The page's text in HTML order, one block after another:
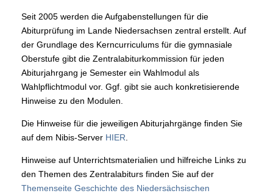
Seit 2005 werden die Aufgabenstellungen für die
Abiturprüfung im Lande Niedersachsen zentral erstellt. Auf
der Grundlage des Kerncurriculums für die gymnasiale
Oberstufe gibt die Zentralabiturkommission für jeden
Abiturjahrgang je Semester ein Wahlmodul als
Wahlpflichtmodul vor. Ggf. gibt sie auch konkretisierende
Hinweise zu den Modulen.
Die Hinweise für die jeweiligen Abiturjahrgänge finden Sie
auf dem Nibis-Server HIER
Hinweise auf Unterrichtsmaterialien und hilfreiche Links zu
den Themen des Zentralabiturs finden Sie auf der
Themenseite Geschichte des Niedersächsischen